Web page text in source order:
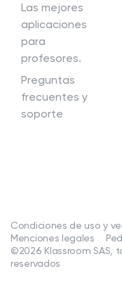
Las mejores
aplicaciones
para
profesores.
Preguntas
frecuentes y
soporte
©2026 Klassroom SAS,
reservados
Condiciones de uso y
Menciones legales